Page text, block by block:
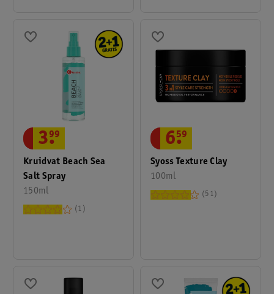
Kruidvat Beach Sea
Salt Spray
150ml
3.
99
1
Syoss Texture Clay
100ml
6.
59
51